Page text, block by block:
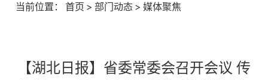
当前位置： 首页 > 部门动态 > 媒体聚焦
【湖北日报】省委常委会召开会议 传